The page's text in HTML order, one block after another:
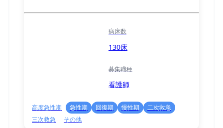
病床数
130床
募集職種
看護師
高度急性期 急性期 回復期 慢性期
二次救急
三次救急
その他